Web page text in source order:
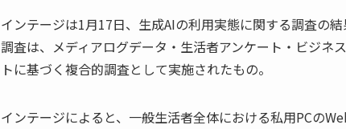
インテージは1月17日、生成AIの利用実態に関する調査の
調査は、メディアログデータ・生活者アンケート・ビジネ
トに基づく複合的調査として実施されたもの。
インテージによると、一般生活者全体における私用PCの